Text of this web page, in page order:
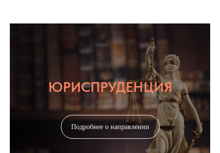
ЮРИСПРУДЕНЦИЯ
Подробнее о направлении